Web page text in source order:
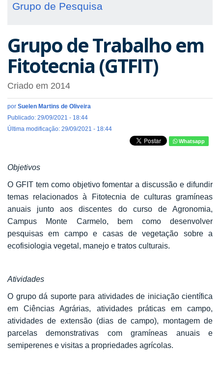
Grupo de Pesquisa
Grupo de Trabalho em
Fitotecnia (GTFIT)
Criado em 2014
por Suelen Martins de Oliveira
Publicado: 29/09/2021 - 18:44
Última modificação: 29/09/2021 - 18:44
Whatsapp
Objetivos
O GFIT tem como objetivo fomentar a discussão e difundir
temas relacionados à Fitotecnia de culturas gramíneas
anuais junto aos discentes do curso de Agronomia,
Campus Monte Carmelo, bem como desenvolver
pesquisas em campo e casas de vegetação sobre a
ecofisiologia vegetal, manejo e tratos culturais.
Atividades
O grupo dá suporte para atividades de iniciação científica
em Ciências Agrárias, atividades práticas em campo,
atividades de extensão (dias de campo), montagem de
parcelas demonstrativas com gramíneas anuais e
semiperenes e visitas a propriedades agrícolas.